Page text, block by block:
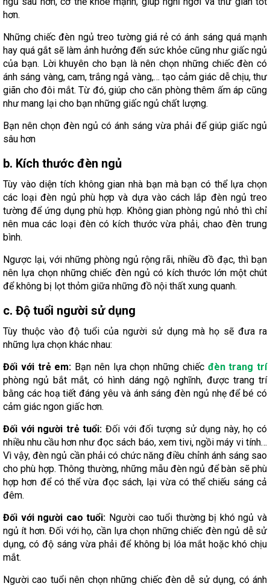
hơn.
Những chiếc đèn ngủ treo tường giá rẻ có ánh sáng quá mạnh
hay quá gắt sẽ làm ảnh hưởng đến sức khỏe cũng như giấc ngủ
của bạn. Lời khuyên cho bạn là nên chọn những chiếc đèn có
ánh sáng vàng, cam, trắng ngả vàng,… tạo cảm giác dễ chịu, thư
giãn cho đôi mắt. Từ đó, giúp cho căn phòng thêm ấm áp cũng
như mang lại cho bạn những giấc ngủ chất lượng.
Bạn nên chọn đèn ngủ có ánh sáng vừa phải để giúp giấc ngủ
sâu hơn
b. Kích thước đèn ngủ
Tùy vào diện tích không gian nhà bạn mà bạn có thể lựa chọn
các loại đèn ngủ phù hợp và dựa vào cách lắp đèn ngủ treo
tường để ứng dụng phù hợp. Không gian phòng ngủ nhỏ thì chỉ
nên mua các loại đèn có kích thước vừa phải, chao đèn trung
bình.
Ngược lại, với những phòng ngủ rộng rãi, nhiều đồ đạc, thì bạn
nên lựa chọn những chiếc đèn ngủ có kích thước lớn một chút
để không bị lọt thỏm giữa những đồ nội thất xung quanh.
c. Độ tuổi người sử dụng
Tùy thuộc vào độ tuổi của người sử dụng mà họ sẽ đưa ra
những lựa chọn khác nhau:
Đối với trẻ em: Bạn nên lựa chọn những chiếc đèn trang trí
phòng ngủ bắt mắt, có hình dáng ngộ nghĩnh, được trang trí
bằng các hoạ tiết đáng yêu và ánh sáng đèn ngủ nhẹ để bé có
cảm giác ngon giấc hơn.
Đối với người trẻ tuổi:Đối với đối tượng sử dụng này, họ có
nhiều nhu cầu hơn như đọc sách báo, xem tivi, ngồi máy vi tính…
Vì vậy, đèn ngủ cần phải có chức năng điều chỉnh ánh sáng sao
cho phù hợp. Thông thường, những mẫu đèn ngủ để bàn sẽ phù
hợp hơn để có thể vừa đọc sách, lại vừa có thể chiếu sáng cả
đêm.
Đối với người cao tuổi: Người cao tuổi thường bị khó ngủ và
ngủ ít hơn. Đối với họ, cần lựa chọn những chiếc đèn ngủ dễ sử
dụng, có độ sáng vừa phải để không bị lóa mắt hoặc khó chịu
mắt.
Người cao tuổi nên chọn những chiếc đèn dễ sử dụng, có ánh